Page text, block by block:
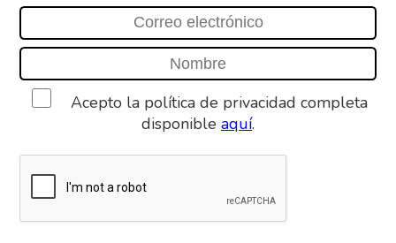
Acepto la política de privacidad completa
disponible aquí.